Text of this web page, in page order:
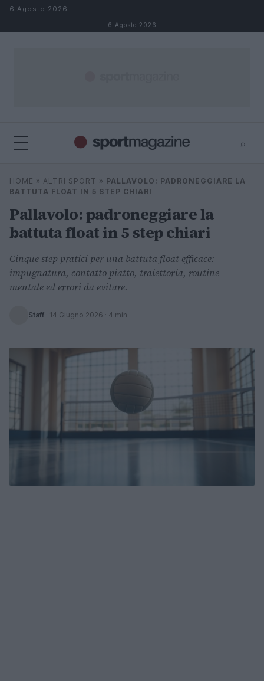
Salta al contenuto
6 Agosto 2026
6 Agosto 2026
⌕
Cerca
⌕
HOME » ALTRI SPORT » PALLAVOLO: PADRONEGGIARE LA
BATTUTA FLOAT IN 5 STEP CHIARI
Pallavolo: padroneggiare la
battuta float in 5 step chiari
Cinque step pratici per una battuta float efficace:
impugnatura, contatto piatto, traiettoria, routine
mentale ed errori da evitare.
Staff · 14 Giugno 2026 · 4 min